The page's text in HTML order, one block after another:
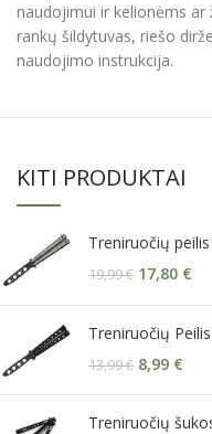
naudojimui ir kelionėms ar
rankų šildytuvas, riešo
naudojimo instrukcija.
KITI PRODUKTAI
Treniruočių
19,99€ 17,80 €
Treniruočių
13,99€ 8,99 €
Treniruočių